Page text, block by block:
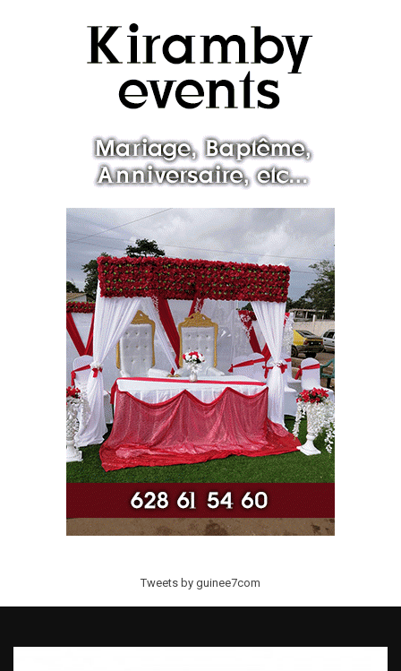
Tweets by guinee7com